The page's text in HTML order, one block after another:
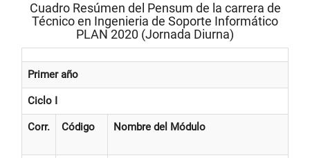
Cuadro Resúmen del Pensum de la carrera de
Técnico en Ingenieria de Soporte Informático
PLAN 2020 (Jornada Diurna)
Primer año
Ciclo I
Corr. Código Nombre del Módulo